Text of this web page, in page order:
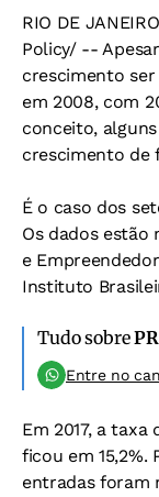
RIO DE
Policy/ --
crescimento
em 2008, com
conceito,
crescimento de
É o caso dos
Os dados estão
e
Instituto
Tudo sobre
Entre no
Em 2017, a
ficou em 15,2%.
entradas foram